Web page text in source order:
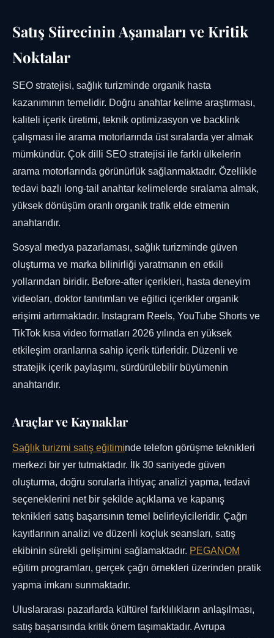
Satış Sürecinin Aşamaları ve Kritik
Noktalar
SEO stratejisi, sağlık turizminde organik hasta
kazanımının temelidir. Doğru anahtar kelime araştırması,
kaliteli içerik üretimi, teknik optimizasyon ve backlink
çalışması ile arama motorlarında üst sıralarda yer almak
mümkündür. Çok dilli SEO stratejisi ile farklı ülkelerin
arama motorlarında görünürlük sağlanmaktadır. Özellikle
tedavi bazlı long-tail anahtar kelimelerde sıralama almak,
yüksek dönüşüm oranlı organik trafik elde etmenin
anahtarıdır.
Sosyal medya pazarlaması, sağlık turizminde güven
oluşturma ve marka bilinirliği yaratmanın en etkili
yollarından biridir. Before-after içerikleri, hasta deneyim
videoları, doktor tanıtımları ve eğitici içerikler organik
erişimi artırmaktadır. Instagram Reels, YouTube Shorts ve
TikTok kısa video formatları 2026 yılında en yüksek
etkileşim oranlarına sahip içerik türleridir. Düzenli ve
stratejik içerik paylaşımı, sürdürülebilir büyümenin
anahtarıdır.
Araçlar ve Kaynaklar
Sağlık turizmi satış eğitiminde telefon görüşme teknikleri
merkezi bir yer tutmaktadır. İlk 30 saniyede güven
oluşturma, doğru sorularla ihtiyaç analizi yapma, tedavi
seçeneklerini net bir şekilde açıklama ve kapanış
teknikleri satış başarısının temel belirleyicileridir. Çağrı
kayıtlarının analizi ve düzenli koçluk seansları, satış
ekibinin sürekli gelişimini sağlamaktadır. PEGANOM
eğitim programları, gerçek çağrı örnekleri üzerinden pratik
yapma imkanı sunmaktadır.
Uluslararası pazarlarda kültürel farklılıkların anlaşılması,
satış başarısında kritik önem taşımaktadır. Avrupa